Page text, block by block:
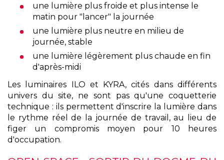
une lumière plus froide et plus intense le
matin pour "lancer" la journée
une lumière plus neutre en milieu de
journée, stable
une lumière légèrement plus chaude en fin
d'après-midi
Les luminaires ILO et KYRA, cités dans différents
univers du site, ne sont pas qu'une coquetterie
technique : ils permettent d'inscrire la lumière dans
le rythme réel de la journée de travail, au lieu de
figer un compromis moyen pour 10 heures
d'occupation.